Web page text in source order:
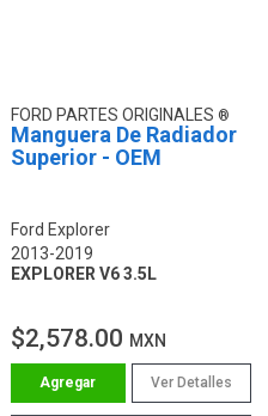
FORD PARTES ORIGINALES
Manguera De Radiador
Superior - OEM
Ford Explorer
2013-2019
EXPLORER V6 3.5L
$2,578.00 MXN
Ver Detalles